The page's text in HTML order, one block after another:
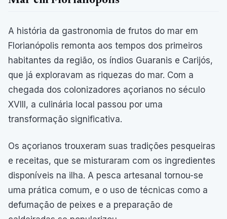
A história da gastronomia de frutos do mar em
Florianópolis remonta aos tempos dos primeiros
habitantes da região, os índios Guaranis e Carijós,
que já exploravam as riquezas do mar. Com a
chegada dos colonizadores açorianos no século
XVIII, a culinária local passou por uma
transformação significativa.
Os açorianos trouxeram suas tradições pesqueiras
e receitas, que se misturaram com os ingredientes
disponíveis na ilha. A pesca artesanal tornou-se
uma prática comum, e o uso de técnicas como a
defumação de peixes e a preparação de